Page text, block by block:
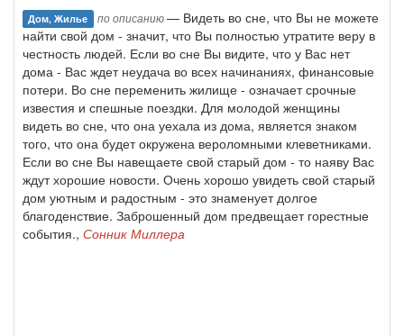
Дом, Жилье по описанию— Видеть во сне, что Вы не можете
найти свой дом - значит, что Вы полностью утратите веру в
честность людей. Если во сне Вы видите, что у Вас нет
дома - Вас ждет неудача во всех начинаниях, финансовые
потери. Во сне переменить жилище - означает срочные
известия и спешные поездки. Для молодой женщины
видеть во сне, что она уехала из дома, является знаком
того, что она будет окружена вероломными клеветниками.
Если во сне Вы навещаете свой старый дом - то наяву Вас
ждут хорошие новости. Очень хорошо увидеть свой старый
дом уютным и радостным - это знаменует долгое
благоденствие. Заброшенный дом предвещает горестные
события., Сонник Миллера